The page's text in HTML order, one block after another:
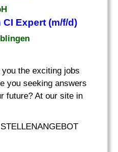
Expert (m/f/d)
the exciting jobs
you seeking answers
future? At our site in